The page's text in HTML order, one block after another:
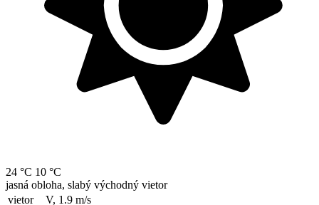
24 °C 10 °C
jasná obloha, slabý východný vietor
vietor
V, 1.9 m/s